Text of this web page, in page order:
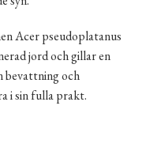
Acer pseudoplatanus
jord och gillar en
bevattning och
i sin fulla prakt.